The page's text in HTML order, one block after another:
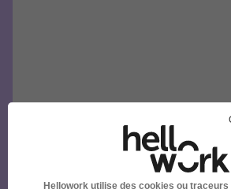
Hellowork utilise des cookies ou